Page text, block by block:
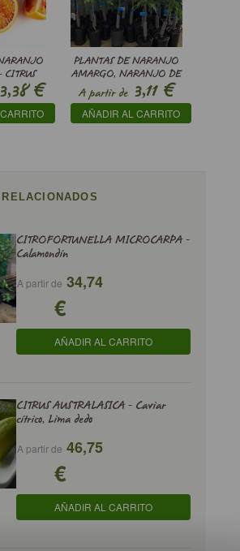
€
PLANTAS DE NARANJO
AMARGO, NARANJO DE
SEVILLA - CITRUS X
AURANTIUM
A partir de3,11€
AÑADIR AL CARRITO
CITROFORTUNELLA MICROCARPA -
Calamondín
A partir de 34,74
€
AÑADIR AL CARRITO
CITRUS AUSTRALASICA - Caviar
cítrico, Lima dedo
A partir de 46,75
€
AÑADIR AL CARRITO